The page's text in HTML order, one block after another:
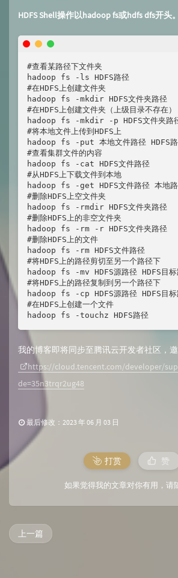
HDFS Shell操作以hadoop fs或hdfs dfs开头。
#查看某路径下文件夹
hadoop fs -ls HDFS路径
#在HDFS上创建文件夹
hadoop fs -mkdir HDFS文件夹路径
#在HDFS上创建文件夹（上级目录不存在）
hadoop fs -mkdir -p HDFS文件夹路
#将本地文件上传到HDFS上
hadoop fs -put 本地文件路径 HDFS路
#查看集群文件的内容
hadoop fs -cat HDFS文件路径
#从HDFS上下载文件到本地
hadoop fs -get HDFS文件路径 本地路
#删除HDFS上空文件夹
hadoop fs -rmdir HDFS文件夹路径
#删除HDFS上的非空文件夹
hadoop fs -rm -r HDFS文件夹路径
#删除HDFS上的文件
hadoop fs -rm HDFS文件路径
#将HDFS上的路径剪切至另一个路径下
hadoop fs -mv HDFS源路径 HDFS目标
#将HDFS上的路径复制到另一个路径下
hadoop fs -cp HDFS源路径 HDFS目标
#在HDFS上创建一个文件
hadoop fs -touchz HDFS路径
我的博客即将同步至腾讯云开发者社区，
https://cloud.tencent.com/developer/
de=35n3trqr2ug48
最后修改：2023 年 06 月 03 日
打赏 赞
如果觉得我的文章对你有用，请
上一篇